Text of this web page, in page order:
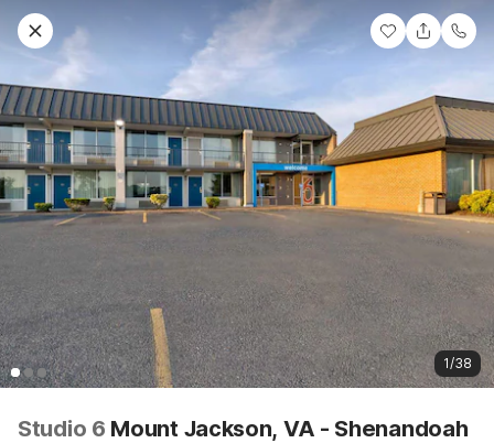
1/38
Studio 6 Mount Jackson, VA - Shenandoah